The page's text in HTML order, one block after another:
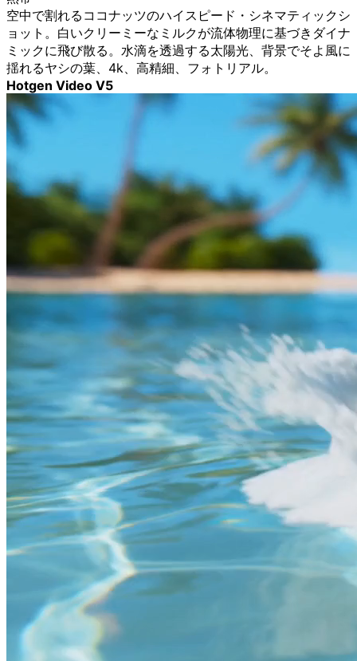
空中で割れるココナッツのハイスピード・シネマティックシ
ョット。白いクリーミーなミルクが流体物理に基づきダイナ
ミックに飛び散る。水滴を透過する太陽光、背景でそよ風に
揺れるヤシの葉、4k、高精細、フォトリアル。
Hotgen Video V5